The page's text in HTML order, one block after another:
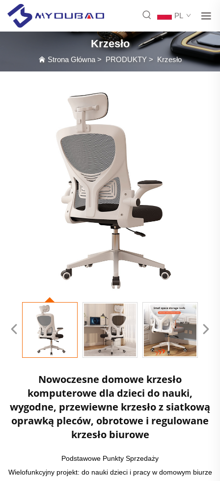
PL
Krzesło
Strona Główna > PRODUKTY > Krzesło
Nowoczesne domowe krzesło
komputerowe dla dzieci do nauki,
wygodne, przewiewne krzesło z siatkową
oprawką pleców, obrotowe i regulowane
krzesło biurowe
Podstawowe Punkty Sprzedaży
Wielofunkcyjny projekt: do nauki dzieci i pracy w domowym biurze